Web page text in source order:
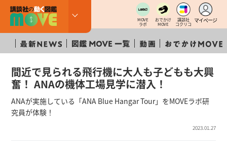
MOVE
ラボ
おでかけ
MOVE
講談社
コクリコ
マイページ
間近で見られる飛行機に大人も子どもも大興
奮！ ANAの機体工場見学に潜入！
ANAが実施している「ANA Blue Hangar Tour」をMOVEラボ研
究員が体験！
2023.01.27